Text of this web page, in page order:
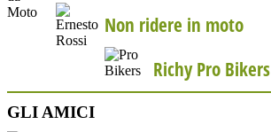
Non ridere in moto
Richy Pro Bikers
GLI AMICI